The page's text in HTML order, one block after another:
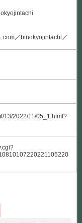
com／binokyojintachi／
13/2022/11/05_1.html?